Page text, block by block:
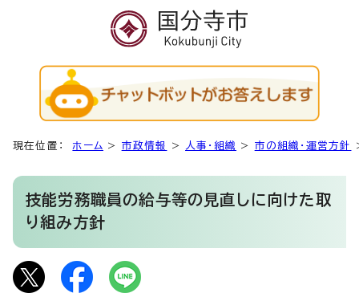
現在位置： ホーム > 市政情報 > 人事・組織 > 市の組織・運営方針
技能労務職員の給与等の見直しに向けた取
り組み方針